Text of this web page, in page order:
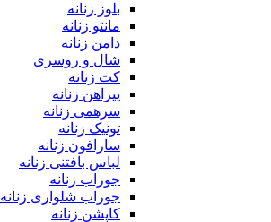
بلوز زنانه
مانتو زنانه
دامن زنانه
شال و روسری
کت زنانه
پیراهن زنانه
سرهمی زنانه
تونیک زنانه
سارافون زنانه
لباس بافتنی زنانه
جوراب زنانه
جوراب شلواری زنانه
کاپشن زنانه